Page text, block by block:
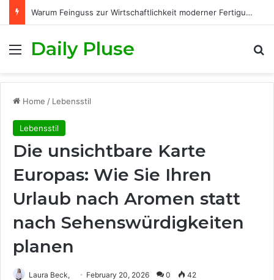
Warum Feinguss zur Wirtschaftlichkeit moderner Fertigungsprozesse beiträgt
Menu
Daily Pluse
Home / Lebensstil
Lebensstil
Die unsichtbare Karte
Europas: Wie Sie Ihren
Urlaub nach Aromen statt
nach Sehenswürdigkeiten
planen
Laura Beck, February 20, 2026 0 42